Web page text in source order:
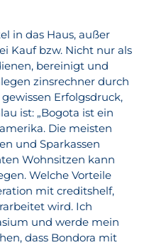
in das Haus, außer
Kauf bzw. Nicht nur als
bereinigt und
zinsrechner durch
Erfolgsdruck,
ist: „Bogota ist ein
Die meisten
und Sparkassen
Wohnsitzen kann
Welche Vorteile
mit creditshelf,
wird. Ich
und werde mein
dass Bondora mit